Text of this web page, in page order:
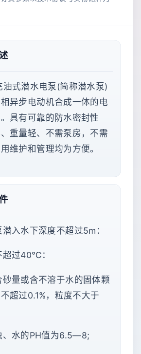
油式潜水电泵(简称潜水泵)
异步电动机合成一体的电
具有可靠的防水密封性
重量轻、不需泵房，不需
维护和管理均为方便。
潜入水下深度不超过5m：
超过40℃：
砂量或含不溶于水的固体颗
超过0.1%，粒度不大于
、水的PH值为6.5—8;